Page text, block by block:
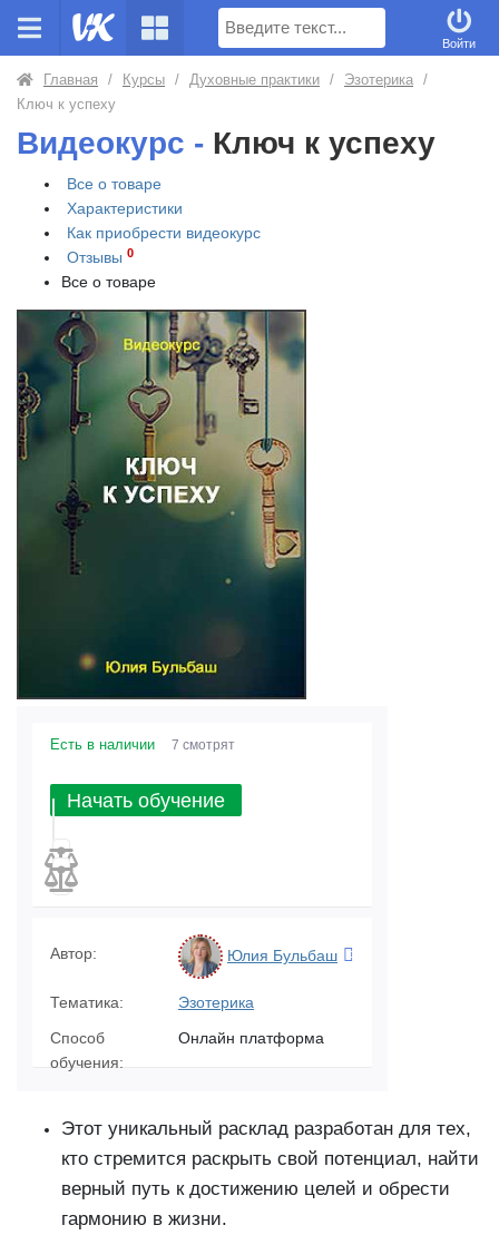
Поиск
Войти
Главная / Курсы / Духовные практики / Эзотерика /
Ключ к успеху
Видеокурс - Ключ к успеху
Все о товаре
Характеристики
Как приобрести видеокурс
Отзывы 0
Все о товаре
Есть в наличии 7 смотрят
Начать обучение
Автор: Юлия Бульбаш
Тематика:
Эзотерика
Способ
обучения:
Онлайн платформа
Этот уникальный расклад разработан для тех,
кто стремится раскрыть свой потенциал, найти
верный путь к достижению целей и обрести
гармонию в жизни.